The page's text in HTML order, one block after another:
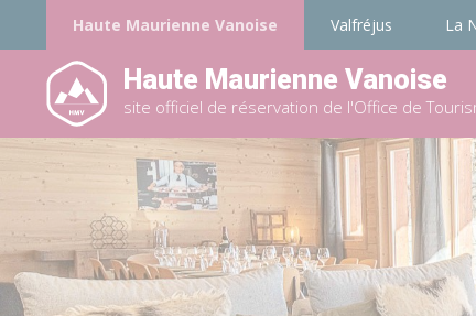
Haute Maurienne Vanoise Valfréjus La
Haute Maurienne Vanoise
site officiel de réservation de l'Office de